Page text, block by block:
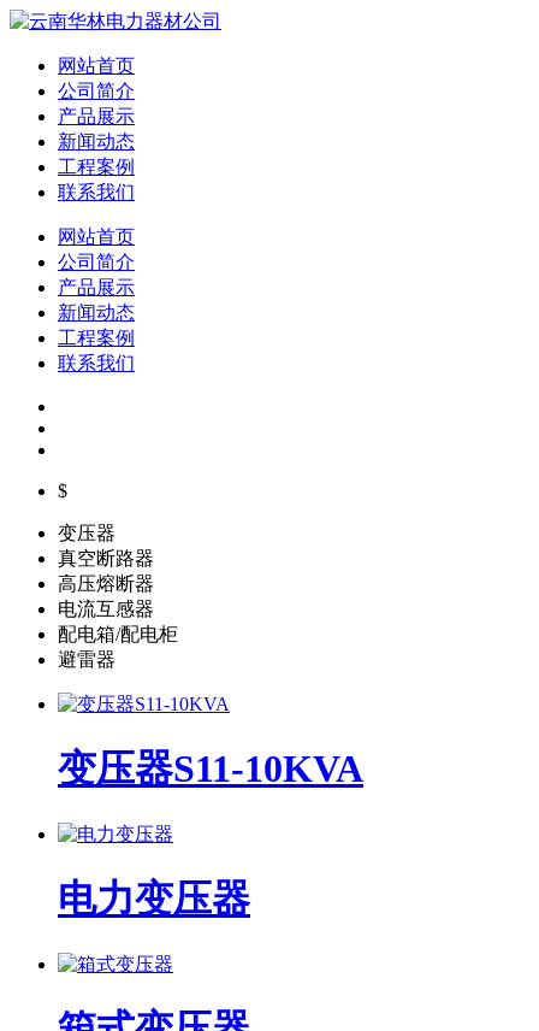
网站首页
公司简介
产品展示
新闻动态
工程案例
联系我们
网站首页
公司简介
产品展示
新闻动态
工程案例
联系我们
$
变压器
真空断路器
高压熔断器
电流互感器
配电箱/配电柜
避雷器
变压器S11-10KVA
电力变压器